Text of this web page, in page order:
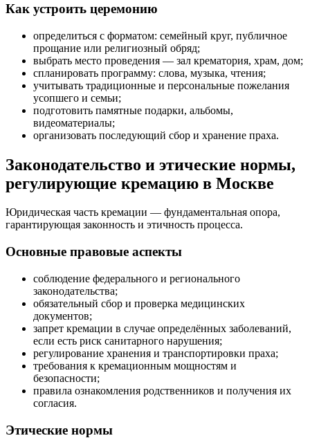
Как устроить церемонию
определиться с форматом: семейный круг, публичное
прощание или религиозный обряд;
выбрать место проведения — зал крематория, храм, дом;
спланировать программу: слова, музыка, чтения;
учитывать традиционные и персональные пожелания
усопшего и семьи;
подготовить памятные подарки, альбомы,
видеоматериалы;
организовать последующий сбор и хранение праха.
Законодательство и этические нормы,
регулирующие кремацию в Москве
Юридическая часть кремации — фундаментальная опора,
гарантирующая законность и этичность процесса.
Основные правовые аспекты
соблюдение федерального и регионального
законодательства;
обязательный сбор и проверка медицинских
документов;
запрет кремации в случае определённых заболеваний,
если есть риск санитарного нарушения;
регулирование хранения и транспортировки праха;
требования к кремационным мощностям и
безопасности;
правила ознакомления родственников и получения их
согласия.
Этические нормы